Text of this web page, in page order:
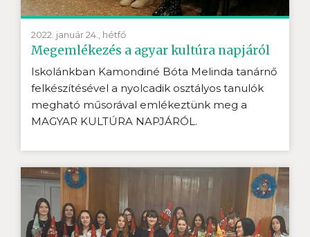
2022. január 24., hétfő
Megemlékezés a agyar kultúra napjáról
Iskolánkban Kamondiné Bóta Melinda tanárnő
felkészítésével a nyolcadik osztályos tanulók
megható műsorával emlékeztünk meg a
MAGYAR KULTÚRA NAPJÁRÓL.